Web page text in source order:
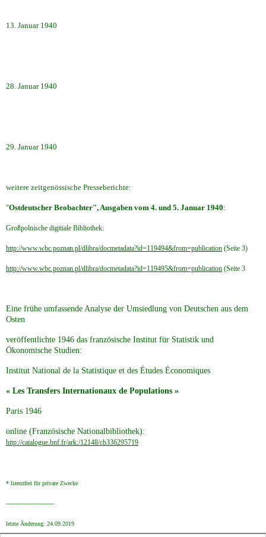
13. Januar 1940
28. Januar 1940
29. Januar 1940
weitere zeitgenössische Presseberichte:
"Ostdeutscher Beobachter", Ausgaben vom 4. und 5. Januar 1940:
Großpolnische digitiale Bibliothek:
http://www.wbc.poznan.pl/dlibra/docmetadata?id=119494&from=publication (Seite 3)
http://www.wbc.poznan.pl/dlibra/docmetadata?id=119495&from=publication (Seite 3
Eine frühe umfassende Analyse der Umsiedlung von Deutschen aus dem
Osten
veröffentlichte 1946 das französische Institut für Statistik und
Ökonomische Studien:
Institut National de la Statistique et des Études Économiques
« Les Transfers Internationaux de Populations »
Paris 1946
online (Französische Nationalbibliothek):
http://catalogue.bnf.fr/ark:/12148/cb336295719
* lizenzfrei für private Zwecke
---------------------------
letzte Änderung: 24.09.2019